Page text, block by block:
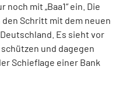
mit „Baa1“ ein. Die
Schritt mit dem neuen
Es sieht vor
und dagegen
Schieflage einer Bank